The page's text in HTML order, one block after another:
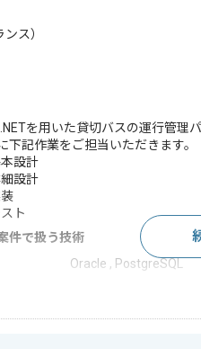
ス）
を用いた貸切バスの運行管理
下記作業をご担当いただきます。
設計
設計
ト
件で扱う技術
Oracle , PostgreSQL
件のポイント